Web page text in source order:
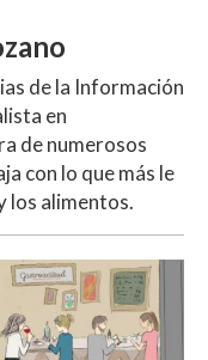
de la Información
en
de numerosos
con lo que más le
los alimentos.